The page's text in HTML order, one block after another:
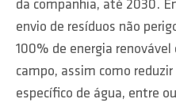
da companhia, até 2030.
envio de resíduos não
100% de energia
campo, assim como
específico de água, entre